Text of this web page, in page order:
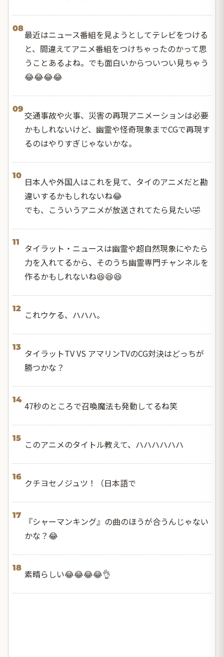
08
最近はニュース番組を見ようとしてテレビをつける
と、間違えてアニメ番組をつけちゃったのかって思
うことあるよね。でも面白いからついつい見ちゃう
😂😂😂😂
09
交通事故や火事、災害の再現アニメーションは必要
かもしれないけど、幽霊や怪奇現象までCGで再現す
るのはやりすぎじゃないかな。
10
日本人や外国人はこれを見て、タイのアニメだと勘
違いするかもしれないね😂
でも、こういうアニメが放送されてたら見たい🤣
11
タイラット・ニュースは幽霊や超自然現象にやたら
力を入れてるから、そのうち幽霊専門チャンネルを
作るかもしれないね😆😆😆
12
これウケる、ハハハ。
13
タイラットTV VS アマリンTVのCG対決はどっちが
勝つかな？
14
47秒のところで召喚魔法も発動してるね笑
15
このアニメのタイトル教えて、ハハハハハハ
16
クチヨセノジュツ！（日本語で
17
『シャーマンキング』の曲のほうが合うんじゃない
かな？😂
18
素晴らしい😂😂😂😂👌